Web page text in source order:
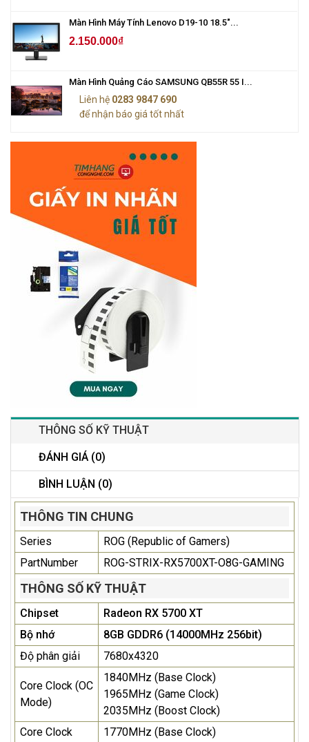
Màn Hình Máy Tính Lenovo D19-10 18.5"...
2.150.000₫
Màn Hình Quảng Cáo SAMSUNG QB55R 55 I...
Liên hệ 0283 9847 690
để nhận báo giá tốt nhất
THÔNG SỐ KỸ THUẬT
ĐÁNH GIÁ (0)
BÌNH LUẬN (0)
THÔNG TIN CHUNG
Series
ROG (Republic of Gamers)
PartNumber
ROG-STRIX-RX5700XT-O8G-GAMING
THÔNG SỐ KỸ THUẬT
Chipset
Radeon RX 5700 XT
Bộ nhớ
8GB GDDR6 (14000MHz 256bit)
Độ phân giải
7680x4320
Core Clock (OC
Mode)
1840MHz (Base Clock)
1965MHz (Game Clock)
2035MHz (Boost Clock)
Core Clock
1770MHz (Base Clock)